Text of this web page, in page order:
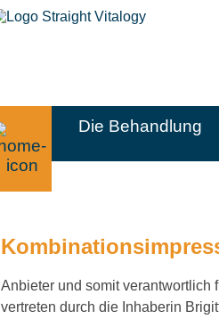
Die Behandlung
Anbieter und somit verantwortlich
vertreten durch die Inhaberin